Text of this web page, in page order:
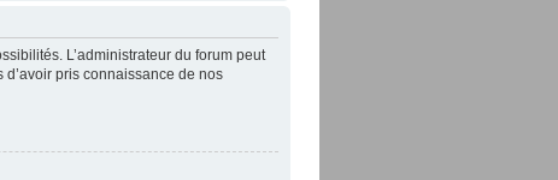
L’administrateur du forum peut
pris connaissance de nos